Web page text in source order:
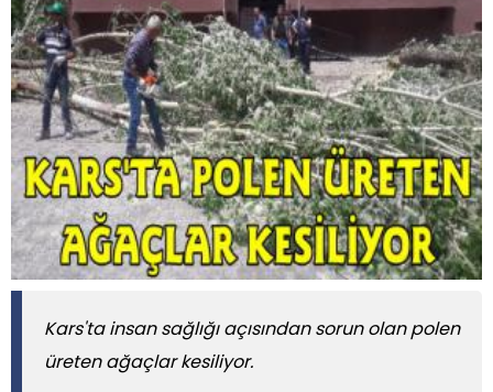
Kars'ta insan sağlığı açısından sorun olan polen
üreten ağaçlar kesiliyor.